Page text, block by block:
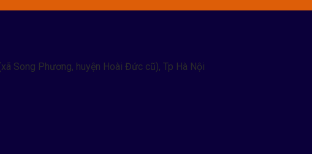
Song Phương, huyện Hoài Đức cũ), Tp Hà Nội